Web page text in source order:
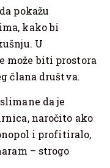
pokažu
kako bi
U
može biti prostora
člana društva.
da je
naročito ako
i profitiralo,
– strogo